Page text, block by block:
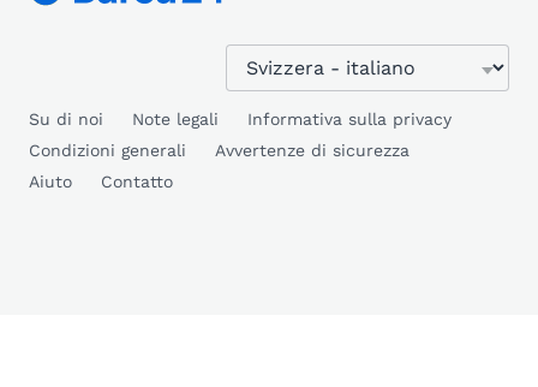
Su di noi Note legali
Informativa sulla privacy
Condizioni generali
Avvertenze di sicurezza
Aiuto
Contatto